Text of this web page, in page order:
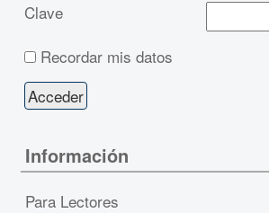
Clave
Recordar mis datos
Información
Para Lectores